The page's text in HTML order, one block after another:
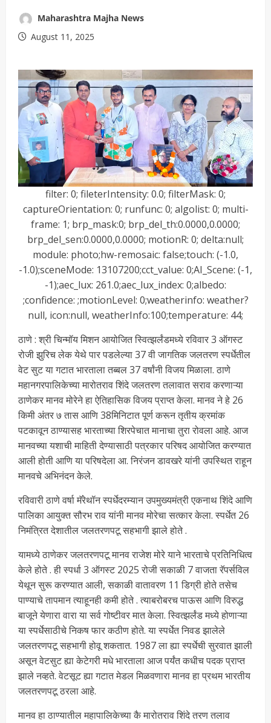
Maharashtra Majha News
August 11, 2025
filter: 0; fileterIntensity: 0.0; filterMask: 0;
captureOrientation: 0; runfunc: 0; algolist: 0; multi-
frame: 1; brp_mask:0; brp_del_th:0.0000,0.0000;
brp_del_sen:0.0000,0.0000; motionR: 0; delta:null;
module: photo;hw-remosaic: false;touch: (-1.0,
-1.0);sceneMode: 13107200;cct_value: 0;AI_Scene: (-1,
-1);aec_lux: 261.0;aec_lux_index: 0;albedo:
;confidence: ;motionLevel: 0;weatherinfo: weather?
null, icon:null, weatherInfo:100;temperature: 44;
ठाणे : श्री चिन्मॉय मिशन आयोजित स्वित्झर्लंडमध्ये रविवार 3 ऑगस्ट
रोजी झुरिच लेक येथे पार पडलेल्या 37 वी जागतिक जलतरण स्पर्धेतील
वेट सुट या गटात भारताला तब्बल 37 वर्षांनी विजय मिळाला. ठाणे
महानगरपालिकेच्या मारोतराव शिंदे जलतरण तलावात सराव करणाऱ्या
ठाणेकर मानव मोरेने हा ऐतिहासिक विजय प्राप्त केला. मानव ने हे 26
किमी अंतर ७ तास आणि 38मिनिटात पूर्ण करून तृतीय क्रमांक
पटकावून ठाण्यासह भारताच्या शिरपेचात मानाचा तुरा रोवला आहे. आज
मानवच्या यशाची माहिती देण्यासाठी पत्रकार परिषद आयोजित करण्यात
आली होती आणि या परिषदेला आ. निरंजन डावखरे यांनी उपस्थित राहून
मानवचे अभिनंदन केले.
रविवारी ठाणे वर्षा मॅरेथॉन स्पर्धेदरम्यान उपमुख्यमंत्री एकनाथ शिंदे आणि
पालिका आयुक्त सौरभ राव यांनी मानव मोरेचा सत्कार केला. स्पर्धेत 26
निमंत्रित देशातील जलतरणपटू सहभागी झाले होते .
यामध्ये ठाणेकर जलतरणपटू मानव राजेश मोरे याने भारताचे प्रतिनिधित्व
केले होते . ही स्पर्धा 3 ऑगस्ट 2025 रोजी सकाळी 7 वाजता रॅपर्सविल
येथून सुरू करण्यात आली, सकाळी वातावरण 11 डिग्री होते तसेच
पाण्याचे तापमान त्याहूनही कमी होते . त्याबरोबरच पाऊस आणि विरुद्ध
बाजूने येणारा वारा या सर्व गोष्टीवर मात केला. स्वित्झर्लंड मध्ये होणाऱ्या
या स्पर्धेसाठीचे निकष फार कठीण होते. या स्पर्धेत निवड झालेले
जलतरणपटू सहभागी होवू शकतात. 1987 ला ह्या स्पर्धेची सुरवात झाली
असून वेटसुट ह्या केटेगरी मधे भारताला आज पर्यंत कधीच पदक प्राप्त
झाले नव्हते. वेटसूट ह्या गटात मेडल मिळवणारा मानव हा प्रथम भारतीय
जलतरणपटू ठरला आहे.
मानव हा ठाण्यातील महापालिकेच्या कै मारोतराव शिंदे तरण तलाव